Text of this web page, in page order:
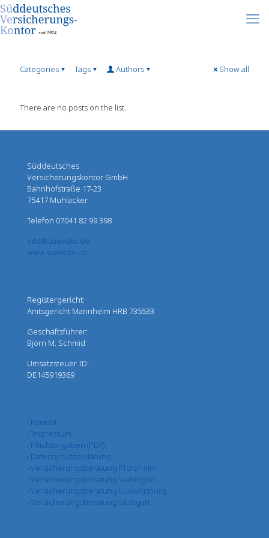
Categories Tags Authors Show all
There are no posts on the list.
Süddeutsches
Versicherungskontor GmbH
Bahnhofstraße 17-23
75417 Mühlacker
Telefon 07041 82 99 398
info@sueveko.de
www.sueveko.de
Registergericht:
Amtsgericht Mannheim HRB 735533
Geschäftsführer:
Björn M. Schmid
Umsatzsteuer ID:
DE145919369
› Kontakt
› Impressum
› Pflichtangaben (PDF)
› Datenschutzerklärung
› Versicherungsberatung Pforzheim
› Versicherungsberatung Vaihingen
› Versicherungsberatung Ludwigsburg
› Versicherungsberatung Stuttgart